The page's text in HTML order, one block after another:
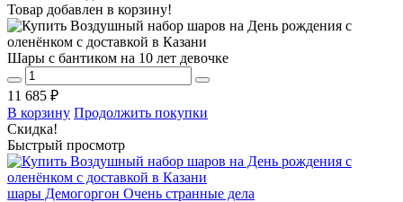
Товар добавлен в корзину!
Шары с бантиком на 10 лет девочке
11 685 ₽
В корзину Продолжить покупки
Скидка!
Быстрый просмотр
шары Демогоргон Очень странные дела